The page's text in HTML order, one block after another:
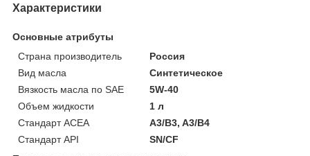
Характеристики
Основные атрибуты
Страна производитель
Россия
Вид масла
Синтетическое
Вязкость масла по SAE
5W-40
Объем жидкости
1 л
Стандарт ACEA
A3/B3, A3/B4
Стандарт API
SN/CF